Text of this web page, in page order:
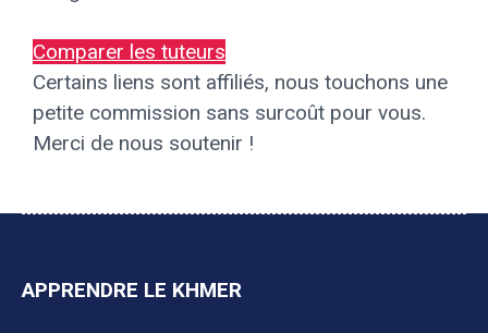
Comparer les tuteurs
Certains liens sont affiliés, nous touchons une
petite commission sans surcoût pour vous.
Merci de nous soutenir !
APPRENDRE LE KHMER